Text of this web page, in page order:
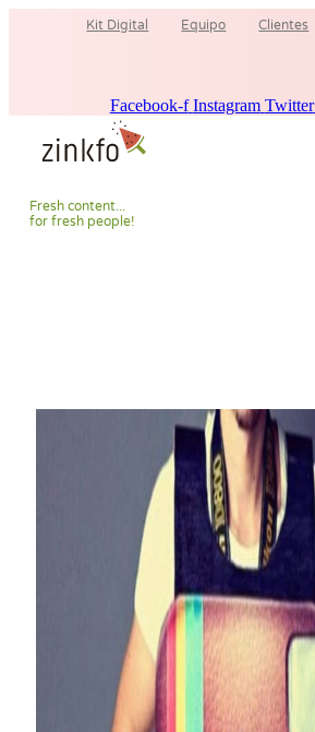
Kit Digital Equipo Clientes
Facebook-f Instagram Twitter
Fresh content...
for fresh people!